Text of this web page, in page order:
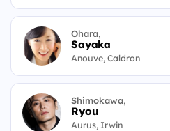
Ohara,
Sayaka
Anouve, Caldron
Shimokawa,
Ryou
Aurus, Irwin